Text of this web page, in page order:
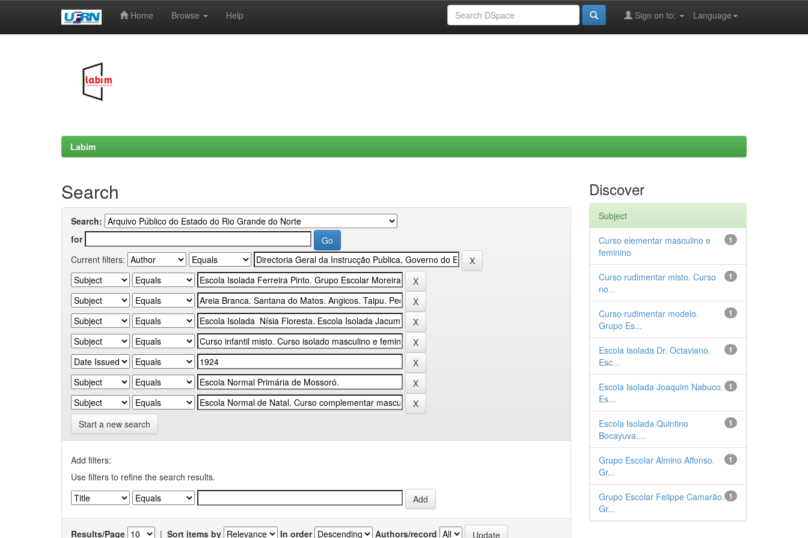
Home Browse Help Language
Sign on to:
Labim
Search
Search:
for
Current filters:
Start a new search
Add filters:
Use filters to refine the search results.
Results/Page | Sort items by In order Authors/record
Discover
Subject
1
Curso elementar masculino e
feminino
1
Curso rudimentar misto. Curso
no...
1
Curso rudimentar modelo.
Grupo Es...
1
Escola Isolada Dr. Octaviano.
Esc...
1
Escola Isolada Joaquim Nabuco.
Es...
1
Escola Isolada Quintino
Bocayuva....
1
Grupo Escolar Almino Affonso.
Gr...
1
Grupo Escolar Felippe Camarão.
Gr...